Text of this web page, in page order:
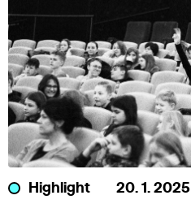
Highlight 20. 1. 2025